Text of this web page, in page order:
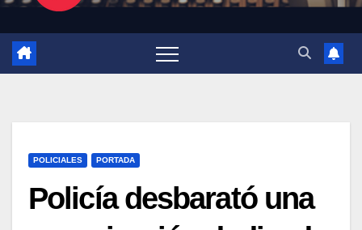
POLICIALES PORTADA
Policía desbarató una